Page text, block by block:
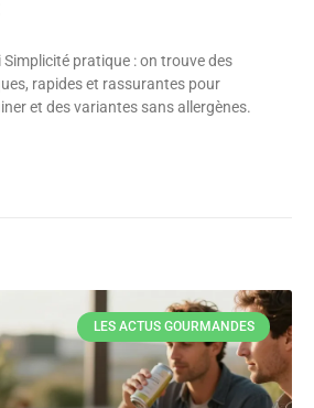
Simplicité pratique : on trouve des
rapides et rassurantes pour
et des variantes sans allergènes.
LES ACTUS GOURMANDES